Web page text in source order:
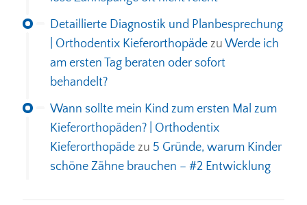
Detaillierte Diagnostik und Planbesprechung
| Orthodentix Kieferorthopäde zu Werde ich
am ersten Tag beraten oder sofort
behandelt?
Wann sollte mein Kind zum ersten Mal zum
Kieferorthopäden? | Orthodentix
Kieferorthopäde zu 5 Gründe, warum Kinder
schöne Zähne brauchen – #2 Entwicklung